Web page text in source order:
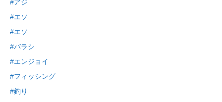
#アジ
#エソ
#エソ
#バラシ
#エンジョイ
#フィッシング
#釣り